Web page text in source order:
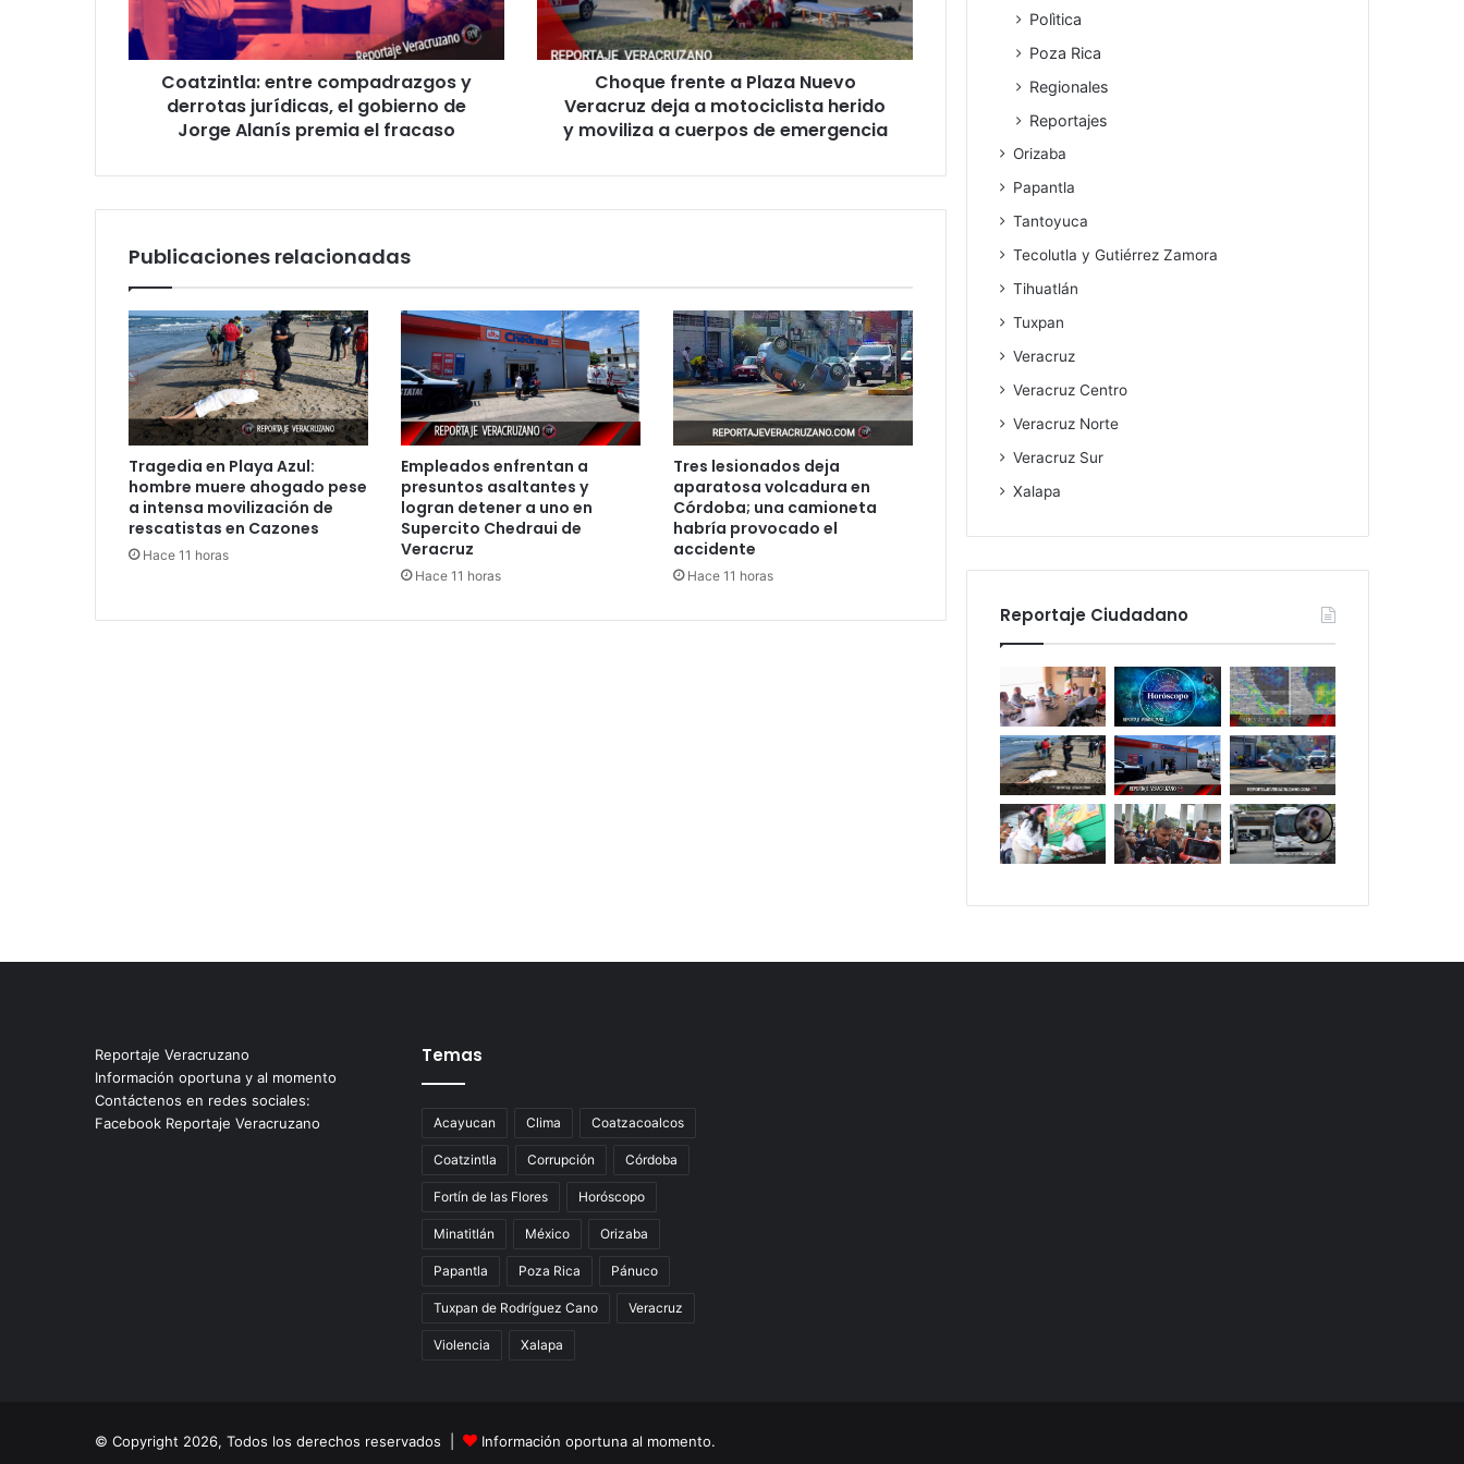
gobierno
de
Jorge
fracaso
Coatzintla: entre compadrazgos y
derrotas jurídicas, el gobierno de
Jorge Alanís premia el fracaso
deja
motociclista
moviliza
cuerpos
Choque frente a Plaza Nuevo
Veracruz deja a motociclista herido
y moviliza a cuerpos de emergencia
Publicaciones relacionadas
Tragedia en Playa Azul:
hombre muere ahogado pese
a intensa movilización de
rescatistas en Cazones
Hace 11 horas
Empleados enfrentan a
presuntos asaltantes y
logran detener a uno en
Supercito Chedraui de
Veracruz
Hace 11 horas
Tres lesionados deja
aparatosa volcadura en
Córdoba; una camioneta
habría provocado el
accidente
Hace 11 horas
Polìtica
Poza Rica
Regionales
Reportajes
Orizaba
Papantla
Tantoyuca
Tecolutla y Gutiérrez Zamora
Tihuatlán
Tuxpan
Veracruz
Veracruz Centro
Veracruz Norte
Veracruz Sur
Xalapa
Reportaje Ciudadano
Reportaje Veracruzano
Información oportuna y al momento
Contáctenos en redes sociales:
Facebook Reportaje Veracruzano
Temas
Acayucan Clima Coatzacoalcos
Coatzintla Corrupción Córdoba
Fortín de las Flores Horóscopo
Minatitlán México Orizaba
Papantla Poza Rica Pánuco
Tuxpan de Rodríguez Cano Veracruz
Violencia Xalapa
© Copyright 2026, Todos los derechos reservados | Información oportuna al momento.